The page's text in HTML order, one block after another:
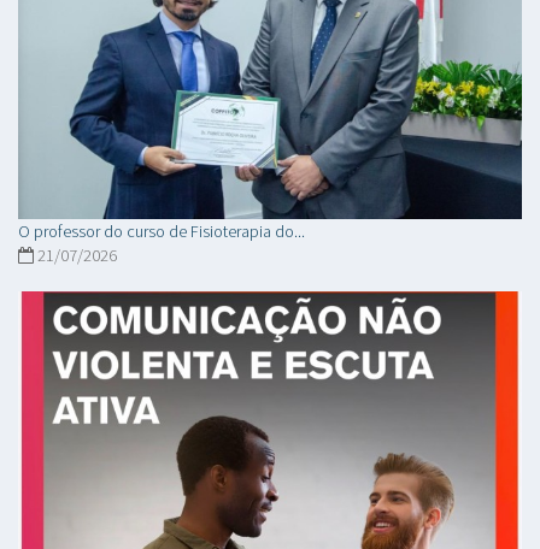
O professor do curso de Fisioterapia do...
21/07/2026